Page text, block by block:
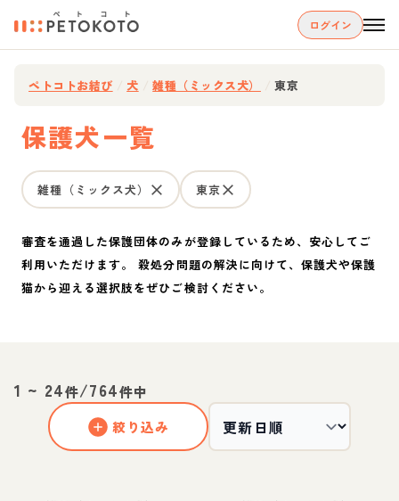
ログイン
ペトコトお結び 犬 雑種（ミックス犬） 東京
保護犬一覧
雑種（ミックス犬） 東京
審査を通過した保護団体のみが登録しているため、安心してご
利用いただけます。 殺処分問題の解決に向けて、保護犬や保護
猫から迎える選択肢をぜひご検討ください。
1 ~ 24件/764件中
絞り込み